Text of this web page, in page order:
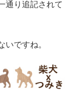
通り追記されて
いですね。